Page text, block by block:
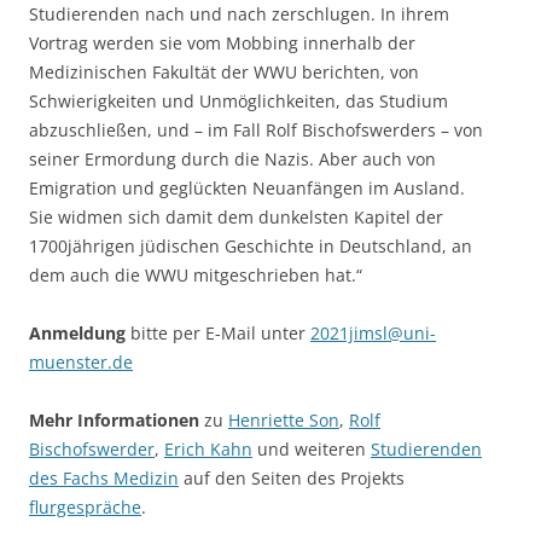
Studierenden nach und nach zerschlugen. In ihrem
Vortrag werden sie vom Mobbing innerhalb der
Medizinischen Fakultät der WWU berichten, von
Schwierigkeiten und Unmöglichkeiten, das Studium
abzuschließen, und – im Fall Rolf Bischofswerders – von
seiner Ermordung durch die Nazis. Aber auch von
Emigration und geglückten Neuanfängen im Ausland.
Sie widmen sich damit dem dunkelsten Kapitel der
1700jährigen jüdischen Geschichte in Deutschland, an
dem auch die WWU mitgeschrieben hat.“
Anmeldung bitte per E-Mail unter 2021jimsl@uni-
muenster.de
Mehr Informationen zu Henriette Son, Rolf
Bischofswerder, Erich Kahn und weiteren Studierenden
des Fachs Medizin auf den Seiten des Projekts
flurgespräche.